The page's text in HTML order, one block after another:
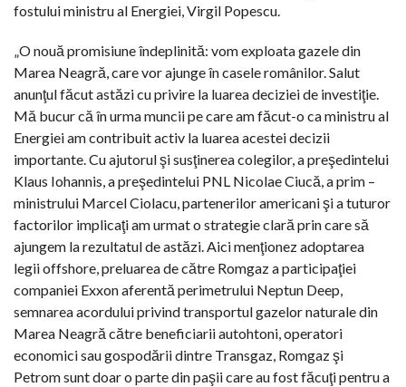
fostului ministru al Energiei, Virgil Popescu.
„O nouă promisiune îndeplinită: vom exploata gazele din
Marea Neagră, care vor ajunge în casele românilor. Salut
anunţul făcut astăzi cu privire la luarea deciziei de investiţie.
Mă bucur că în urma muncii pe care am făcut-o ca ministru al
Energiei am contribuit activ la luarea acestei decizii
importante. Cu ajutorul şi susţinerea colegilor, a preşedintelui
Klaus Iohannis, a preşedintelui PNL Nicolae Ciucă, a prim –
ministrului Marcel Ciolacu, partenerilor americani şi a tuturor
factorilor implicaţi am urmat o strategie clară prin care să
ajungem la rezultatul de astăzi. Aici menţionez adoptarea
legii offshore, preluarea de către Romgaz a participaţiei
companiei Exxon aferentă perimetrului Neptun Deep,
semnarea acordului privind transportul gazelor naturale din
Marea Neagră către beneficiarii autohtoni, operatori
economici sau gospodării dintre Transgaz, Romgaz şi
Petrom sunt doar o parte din paşii care au fost făcuţi pentru a